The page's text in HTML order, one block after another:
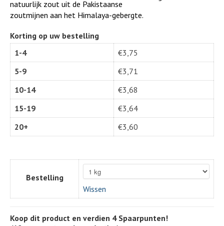
natuurlijk zout uit de Pakistaanse
zoutmijnen aan het Himalaya-gebergte.
Korting op uw bestelling
1-4
€3,75
5-9
€3,71
10-14
€3,68
15-19
€3,64
20+
€3,60
Bestelling
Wissen
Koop dit product en verdien 4Spaarpunten!